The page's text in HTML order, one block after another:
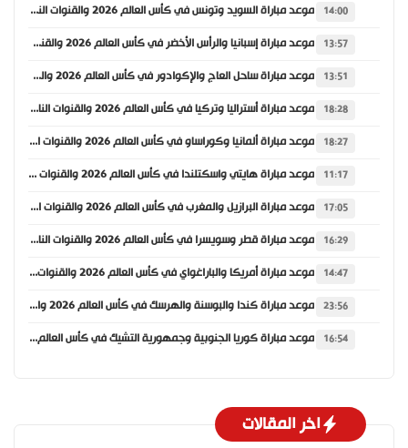
14:00 موعد مباراة السويد وتونس في كأس العالم 2026 والقنوات الناقلة
13:57 موعد مباراة إسبانيا والرأس الأخضر في كأس العالم 2026 والقنوات الناقلة
13:51 موعد مباراة ساحل العاج والإكوادور في كأس العالم 2026 والقنوات الناقلة
18:28 موعد مباراة أستراليا وتركيا في كأس العالم 2026 والقنوات الناقلة
18:27 موعد مباراة ألمانيا وكوراساو في كأس العالم 2026 والقنوات الناقلة
11:17 موعد مباراة هايتي واسكتلندا في كأس العالم 2026 والقنوات الناقلة
17:05 موعد مباراة البرازيل والمغرب في كأس العالم 2026 والقنوات الناقلة
16:29 موعد مباراة قطر وسويسرا في كأس العالم 2026 والقنوات الناقلة
14:47 موعد مباراة أمريكا والباراغواي في كأس العالم 2026 والقنوات الناقلة
23:56 موعد مباراة كندا والبوسنة والهرسك في كأس العالم 2026 والقنوات الناقلة
16:54 موعد مباراة كوريا الجنوبية وجمهورية التشيك في كأس العالم 2026 والقنوات الناقلة
اخر المقالات